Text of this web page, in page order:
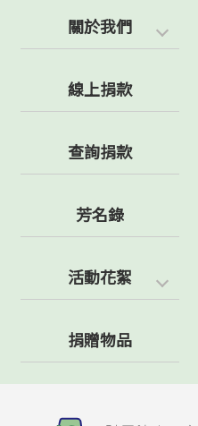
關於我們
線上捐款
查詢捐款
芳名錄
活動花絮
捐贈物品